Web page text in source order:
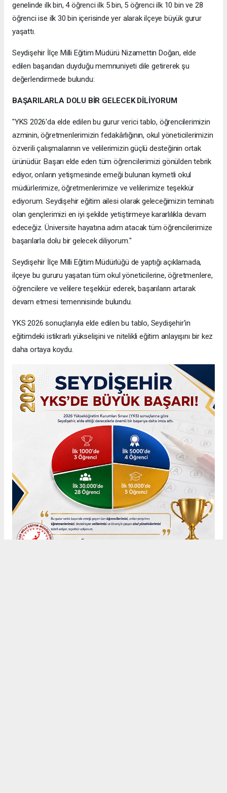
genelinde ilk bin, 4 öğrenci ilk 5 bin, 5 öğrenci ilk 10 bin ve 28
öğrenci ise ilk 30 bin içerisinde yer alarak ilçeye büyük gurur
yaşattı.
Seydişehir İlçe Milli Eğitim Müdürü Nizamettin Doğan, elde
edilen başarıdan duyduğu memnuniyeti dile getirerek şu
değerlendirmede bulundu:
BAŞARILARLA DOLU BİR GELECEK DİLİYORUM
"YKS 2026'da elde edilen bu gurur verici tablo, öğrencilerimizin
azminin, öğretmenlerimizin fedakârlığının, okul yöneticilerimizin
özverili çalışmalarının ve velilerimizin güçlü desteğinin ortak
ürünüdür. Başarı elde eden tüm öğrencilerimizi gönülden tebrik
ediyor, onların yetişmesinde emeği bulunan kıymetli okul
müdürlerimize, öğretmenlerimize ve velilerimize teşekkür
ediyorum. Seydişehir eğitim ailesi olarak geleceğimizin teminatı
olan gençlerimizi en iyi şekilde yetiştirmeye kararlılıkla devam
edeceğiz. Üniversite hayatına adım atacak tüm öğrencilerimize
başarılarla dolu bir gelecek diliyorum."
Seydişehir İlçe Milli Eğitim Müdürlüğü de yaptığı açıklamada,
ilçeye bu gururu yaşatan tüm okul yöneticilerine, öğretmenlere,
öğrencilere ve velilere teşekkür ederek, başarıların artarak
devam etmesi temennisinde bulundu.
YKS 2026 sonuçlarıyla elde edilen bu tablo, Seydişehir'in
eğitimdeki istikrarlı yükselişini ve nitelikli eğitim anlayışını bir kez
daha ortaya koydu.